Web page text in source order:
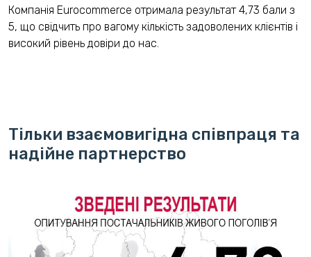
Компанія Eurocommerce отримала результат 4,73 бали з
5, що свідчить про вагому кількість задоволених клієнтів і
високий рівень довіри до нас.
Тільки взаємовигідна співпраця та
надійне партнерство